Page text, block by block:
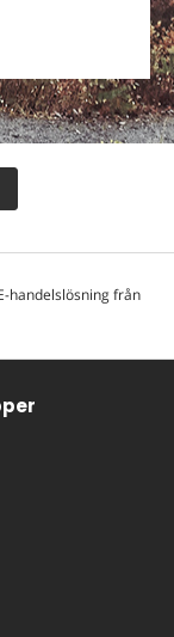
handelslösning från